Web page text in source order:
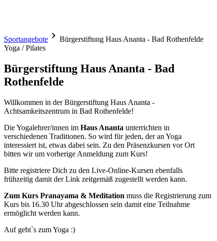
Sportangebote
Bürgerstiftung Haus Ananta - Bad Rothenfelde
Yoga / Pilates
Bürgerstiftung Haus Ananta - Bad
Rothenfelde
Willkommen in der Bürgerstiftung Haus Ananta -
Achtsamkeitszentrum in Bad Rothenfelde!
Die Yogalehrer/innen im Haus Ananta unterrichten in
verschiedenen Traditionen. So wird für jeden, der an Yoga
interessiert ist, etwas dabei sein. Zu den Präsenzkursen vor Ort
bitten wir um vorherige Anmeldung zum Kurs!
Bitte registriere Dich zu den Live-Online-Kursen ebenfalls
frühzeitig damit der Link zeitgemäß zugestellt werden kann.
Zum Kurs Pranayama & Meditation muss die Registrierung zum
Kurs bis 16.30 Uhr abgeschlossen sein damit eine Teilnahme
ermöglicht werden kann.
Auf geht`s zum Yoga :)